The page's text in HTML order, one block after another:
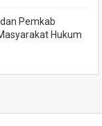
Pemkab
Hukum